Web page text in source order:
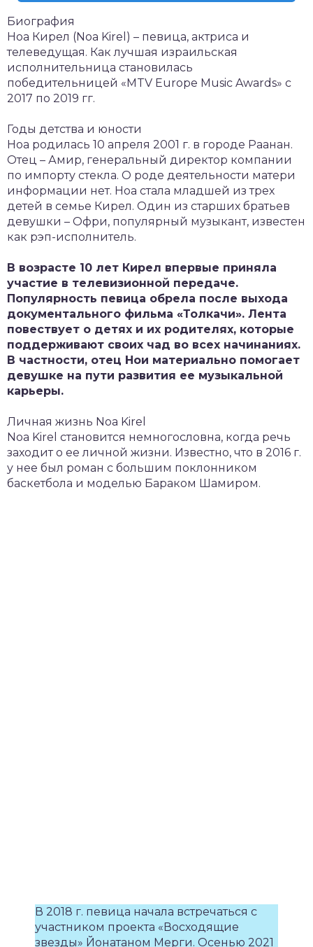
Биография
Ноа Кирел (Noa Kirel) – певица, актриса и
телеведущая. Как лучшая израильская
исполнительница становилась
победительницей «MTV Europe Music Awards» с
2017 по 2019 гг.
Годы детства и юности
Ноа родилась 10 апреля 2001 г. в городе Раанан.
Отец – Амир, генеральный директор компании
по импорту стекла. О роде деятельности матери
информации нет. Ноа стала младшей из трех
детей в семье Кирел. Один из старших братьев
девушки – Офри, популярный музыкант, известен
как рэп-исполнитель.
В возрасте 10 лет Кирел впервые приняла
участие в телевизионной передаче.
Популярность певица обрела после выхода
документального фильма «Толкачи». Лента
повествует о детях и их родителях, которые
поддерживают своих чад во всех начинаниях.
В частности, отец Нои материально помогает
девушке на пути развития ее музыкальной
карьеры.
Личная жизнь Noa Kirel
Noa Kirel становится немногословна, когда речь
заходит о ее личной жизни. Известно, что в 2016 г.
у нее был роман с большим поклонником
баскетбола и моделью Бараком Шамиром.
В 2018 г. певица начала встречаться с
участником проекта «Восходящие
звезды» Йонатаном Мерги. Осенью 2021